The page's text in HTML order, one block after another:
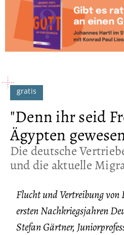
"Denn ihr seid
Ägypten
:
Die deutsche
und die aktuelle
Flucht und Vertreibung von
ersten Nachkriegsjahren
Stefan Gärtner,